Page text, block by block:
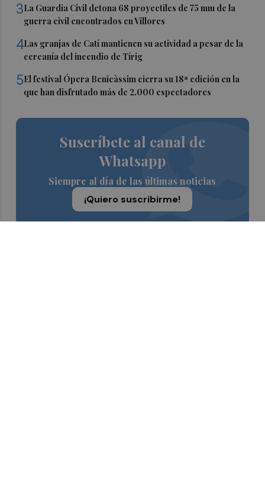
3La Guardia Civil detona 68 proyectiles de 75 mm de la
guerra civil encontrados en Villores
4Las granjas de Catí mantienen su actividad a pesar de la
cercanía del incendio de Tírig
5El festival Ópera Benicàssim cierra su 18ª edición en la
que han disfrutado más de 2.000 espectadores
Suscríbete al canal de
Whatsapp
Siempre al día de las últimas noticias
¡Quiero suscribirme!